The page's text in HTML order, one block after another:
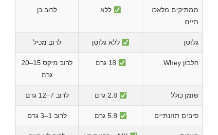
ממתיקים מלאכו
תיים
ללא לרוב כן
גלוטן ללא גלוטן לרוב מכיל
חלבון Whey
לרוב מיקס 15–20
גרם
שומן כולל לרוב 7–12 גרם
סיבים תזונתיים לרוב 1–3 גרם